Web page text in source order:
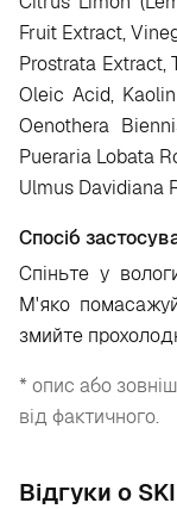
Fruit Extract,
Prostrata Extract,
Oleic Acid,
Oenothera
Pueraria Lobata
Ulmus Davidiana
Спосіб
Спіньте у
М'яко
змийте
* опис або
від фактичного.
Відгуки о